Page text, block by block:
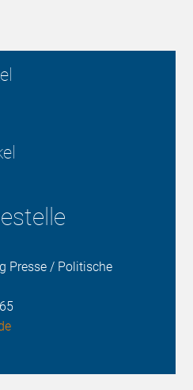
Presse / Politische